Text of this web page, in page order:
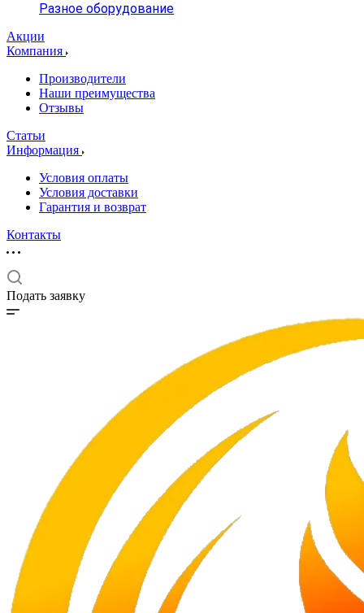
Разное оборудование
Акции
Компания
Производители
Наши преимущества
Отзывы
Статьи
Информация
Условия оплаты
Условия доставки
Гарантия и возврат
Контакты
Подать заявку